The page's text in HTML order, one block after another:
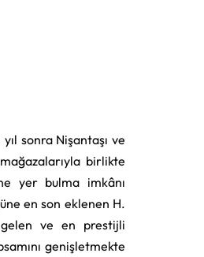
sonra Nişantaşı ve
birlikte
yer bulma imkânı
en son eklenen H.
ve en prestijli
genişletmekte